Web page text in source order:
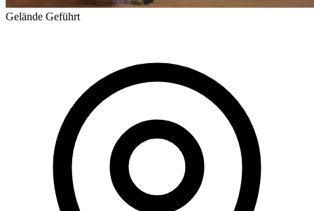
Gelände Geführt